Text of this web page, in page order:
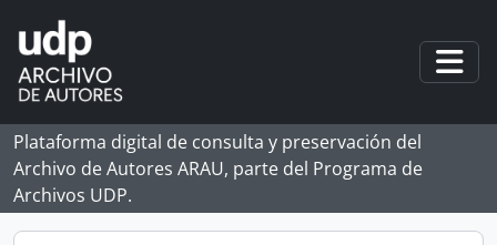
Skip to main content
Plataforma digital de consulta y preservación del
Archivo de Autores ARAU, parte del Programa de
Archivos UDP.